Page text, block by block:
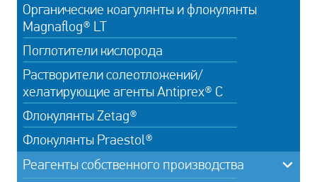
Органические коагулянты и флокулянты
Magnaflog® LT
Поглотители кислорода
Растворители солеотложений/
хелатирующие агенты Antiprex® C
Флокулянты Zetag®
Флокулянты Praestol®
Реагенты собственного производства